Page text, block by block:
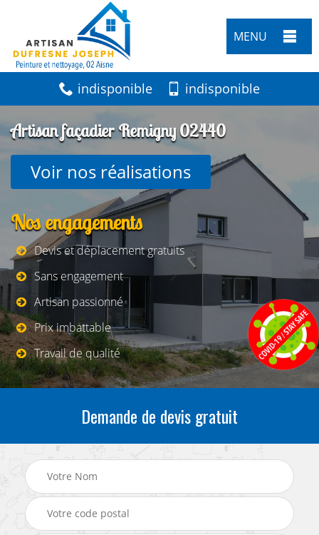
MENU
indisponible indisponible
Artisan façadier Remigny 02440
Voir nos réalisations
Nos engagements
Devis et déplacement gratuits
Sans engagement
Artisan passionné
Prix imbattable
Travail de qualité
Demande de devis gratuit